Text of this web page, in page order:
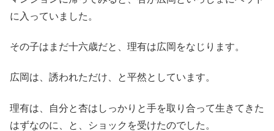
に入っていました。
その子はまだ十六歳だと、理有は広岡をなじります。
広岡は、誘われただけ、と平然としています。
理有は、自分と杏はしっかりと手を取り合って生きてきた
はずなのに、と、ショックを受けたのでした。